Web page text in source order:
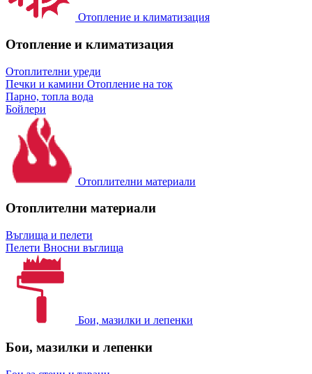
Отопление и климатизация
Отопление и климатизация
Отоплителни уреди
Печки и камини Отопление на ток
Парно, топла вода
Бойлери
Отоплителни материали
Отоплителни материали
Въглища и пелети
Пелети Вносни въглища
Бои, мазилки и лепенки
Бои, мазилки и лепенки